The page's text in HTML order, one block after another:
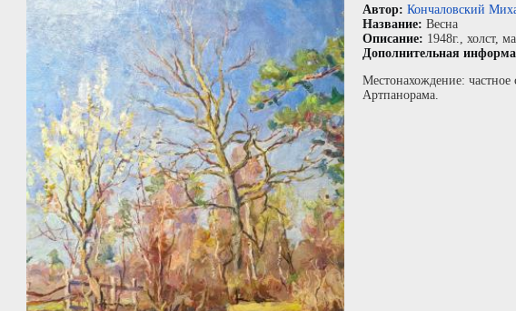
Автор: Кончаловский
Название: Весна
Описание: 1948г., холст,
Дополнительная
Местонахождение: частное
Артпанорама.